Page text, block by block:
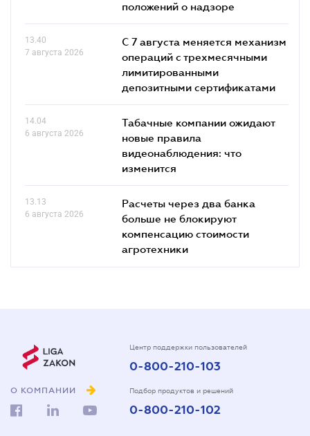
положений о надзоре
13.40
7 августа 2026
С 7 августа меняется механизм
операций с трехмесячными
лимитированными
депозитными сертификатами
14.04
6 августа 2026
Табачные компании ожидают
новые правила
видеонаблюдения: что
изменится
13.13
6 августа 2026
Расчеты через два банка
больше не блокируют
компенсацию стоимости
агротехники
О КОМПАНИИ
Центр поддержки пользователей
0-800-210-103
Подбор продуктов и решений
0-800-210-102